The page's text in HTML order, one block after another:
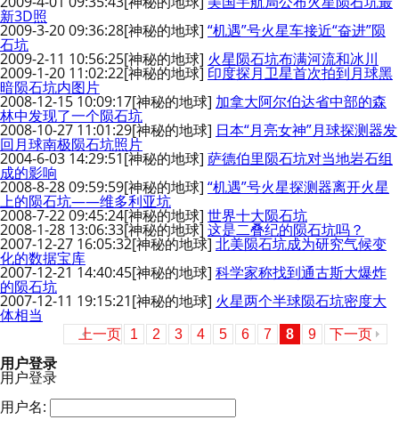
新3D照
2009-3-20 09:36:28[神秘的地球] “机遇”号火星车接近“奋进”陨
石坑
2009-2-11 10:56:25[神秘的地球] 火星陨石坑布满河流和冰川
2009-1-20 11:02:22[神秘的地球] 印度探月卫星首次拍到月球黑
暗陨石坑内图片
2008-12-15 10:09:17[神秘的地球] 加拿大阿尔伯达省中部的森
林中发现了一个陨石坑
2008-10-27 11:01:29[神秘的地球] 日本“月亮女神”月球探测器发
回月球南极陨石坑照片
2004-6-03 14:29:51[神秘的地球] 萨德伯里陨石坑对当地岩石组
成的影响
2008-8-28 09:59:59[神秘的地球] “机遇”号火星探测器离开火星
上的陨石坑――维多利亚坑
2008-7-22 09:45:24[神秘的地球] 世界十大陨石坑
2008-1-28 13:06:33[神秘的地球] 这是二叠纪的陨石坑吗？
2007-12-27 16:05:32[神秘的地球] 北美陨石坑成为研究气候变
化的数据宝库
2007-12-21 14:40:45[神秘的地球] 科学家称找到通古斯大爆炸
的陨石坑
2007-12-11 19:15:21[神秘的地球] 火星两个半球陨石坑密度大
体相当
上一页 1 2 3 4 5 6 7 8 9 下一页
用户登录
用户登录
用户名: